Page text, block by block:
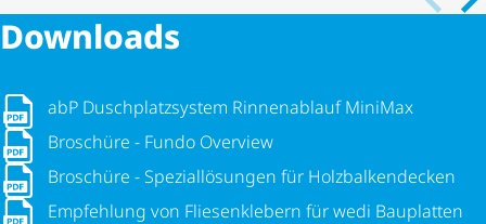
Downloads
abP Dusch­platz­system Rinnenablauf MiniMax
abP Dusch­platz­system Rinnenablauf MiniMax
Broschüre - Fundo Overview
Broschüre - Fundo Overview
Broschüre - Spezi­al­lö­sungen für Holz­bal­ken­de­cken
Broschüre - Spezi­al­lö­sungen für Holz­bal­ken­de­cken
Empfehlung von Fliesenklebern für wedi Bauplatten
Empfehlung von Fliesenklebern für wedi Bauplatten und